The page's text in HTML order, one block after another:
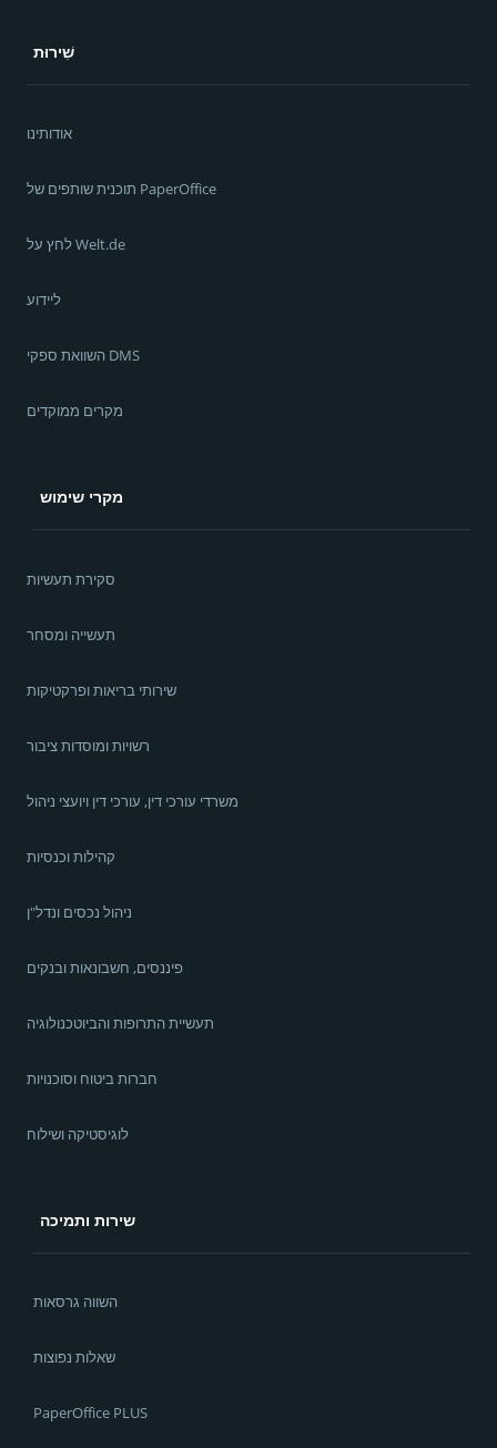
שִׁירוּת
אודותינו
תוכנית שותפים של PaperOffice
לחץ על Welt.de
ליידוע
השוואת ספקי DMS
מקרים ממוקדים
מקרי שימוש
סקירת תעשיות
תעשייה ומסחר
שירותי בריאות ופרקטיקות
רשויות ומוסדות ציבור
משרדי עורכי דין, עורכי דין ויועצי ניהול
קהילות וכנסיות
ניהול נכסים ונדל"ן
פיננסים, חשבונאות ובנקים
תעשיית התרופות והביוטכנולוגיה
חברות ביטוח וסוכנויות
לוגיסטיקה ושילוח
שירות ותמיכה
השווה גרסאות
שאלות נפוצות
PaperOffice PLUS